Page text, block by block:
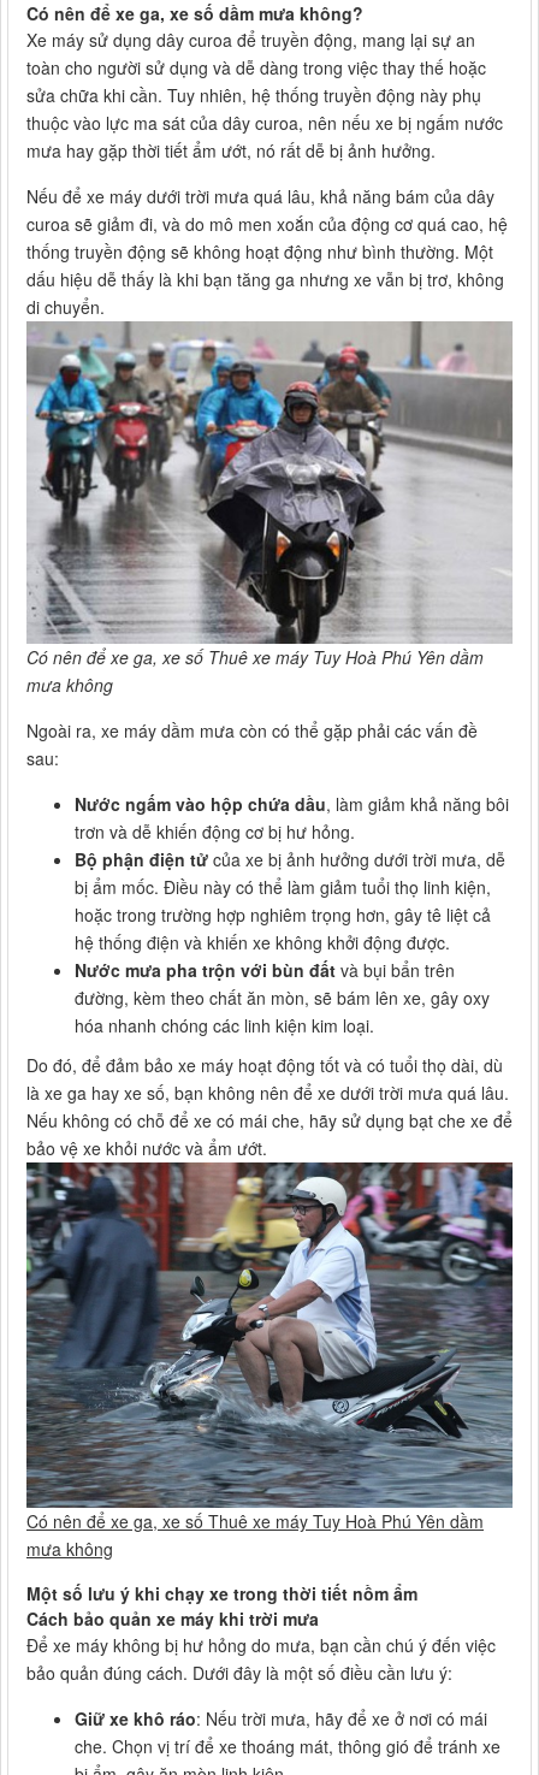
Có nên để xe ga, xe số dầm mưa không?
Xe máy sử dụng dây curoa để truyền động, mang lại sự an
toàn cho người sử dụng và dễ dàng trong việc thay thế hoặc
sửa chữa khi cần. Tuy nhiên, hệ thống truyền động này phụ
thuộc vào lực ma sát của dây curoa, nên nếu xe bị ngấm nước
mưa hay gặp thời tiết ẩm ướt, nó rất dễ bị ảnh hưởng.
Nếu để xe máy dưới trời mưa quá lâu, khả năng bám của dây
curoa sẽ giảm đi, và do mô men xoắn của động cơ quá cao, hệ
thống truyền động sẽ không hoạt động như bình thường. Một
dấu hiệu dễ thấy là khi bạn tăng ga nhưng xe vẫn bị trơ, không
di chuyển.
Có nên để xe ga, xe số Thuê xe máy Tuy Hoà Phú Yên dầm
mưa không
Ngoài ra, xe máy dầm mưa còn có thể gặp phải các vấn đề
sau:
Nước ngấm vào hộp chứa dầu, làm giảm khả năng bôi
trơn và dễ khiến động cơ bị hư hỏng.
Bộ phận điện tử của xe bị ảnh hưởng dưới trời mưa, dễ
bị ẩm mốc. Điều này có thể làm giảm tuổi thọ linh kiện,
hoặc trong trường hợp nghiêm trọng hơn, gây tê liệt cả
hệ thống điện và khiến xe không khởi động được.
Nước mưa pha trộn với bùn đất và bụi bẩn trên
đường, kèm theo chất ăn mòn, sẽ bám lên xe, gây oxy
hóa nhanh chóng các linh kiện kim loại.
Do đó, để đảm bảo xe máy hoạt động tốt và có tuổi thọ dài, dù
là xe ga hay xe số, bạn không nên để xe dưới trời mưa quá lâu.
Nếu không có chỗ để xe có mái che, hãy sử dụng bạt che xe để
bảo vệ xe khỏi nước và ẩm ướt.
Có nên để xe ga, xe số Thuê xe máy Tuy Hoà Phú Yên dầm
mưa không
Một số lưu ý khi chạy xe trong thời tiết nồm ẩm
Cách bảo quản xe máy khi trời mưa
Để xe máy không bị hư hỏng do mưa, bạn cần chú ý đến việc
bảo quản đúng cách. Dưới đây là một số điều cần lưu ý:
Giữ xe khô ráo: Nếu trời mưa, hãy để xe ở nơi có mái
che. Chọn vị trí để xe thoáng mát, thông gió để tránh xe